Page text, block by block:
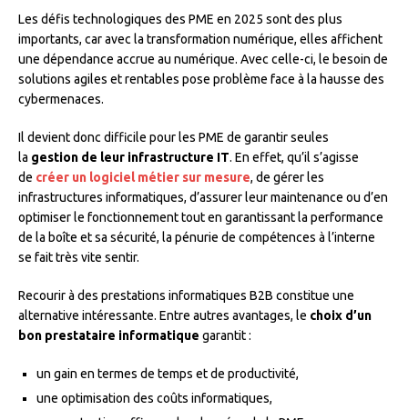
Les défis technologiques des PME en 2025 sont des plus
importants, car avec la transformation numérique, elles affichent
une dépendance accrue au numérique. Avec celle-ci, le besoin de
solutions agiles et rentables pose problème face à la hausse des
cybermenaces.
Il devient donc difficile pour les PME de garantir seules
la gestion de leur infrastructure IT. En effet, qu’il s’agisse
de créer un logiciel métier sur mesure, de gérer les
infrastructures informatiques, d’assurer leur maintenance ou d’en
optimiser le fonctionnement tout en garantissant la performance
de la boîte et sa sécurité, la pénurie de compétences à l’interne
se fait très vite sentir.
Recourir à des prestations informatiques B2B constitue une
alternative intéressante. Entre autres avantages, le choix d’un
bon prestataire informatique garantit :
un gain en termes de temps et de productivité,
une optimisation des coûts informatiques,